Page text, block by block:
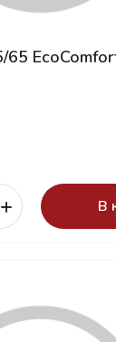
65
+ В